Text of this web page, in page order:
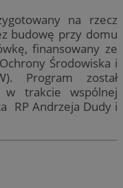
na rzecz
budowę przy domu
finansowany ze
Środowiska i
Program został
trakcie wspólnej
RP Andrzeja Dudy i